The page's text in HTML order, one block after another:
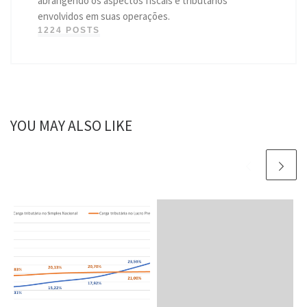
envolvidos em suas operações.
1224 POSTS
YOU MAY ALSO LIKE